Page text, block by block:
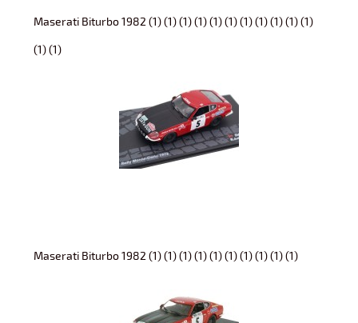
Maserati Biturbo 1982 (1) (1) (1) (1) (1) (1) (1) (1) (1) (1) (1)
(1) (1)
Maserati Biturbo 1982 (1) (1) (1) (1) (1) (1) (1) (1) (1) (1)